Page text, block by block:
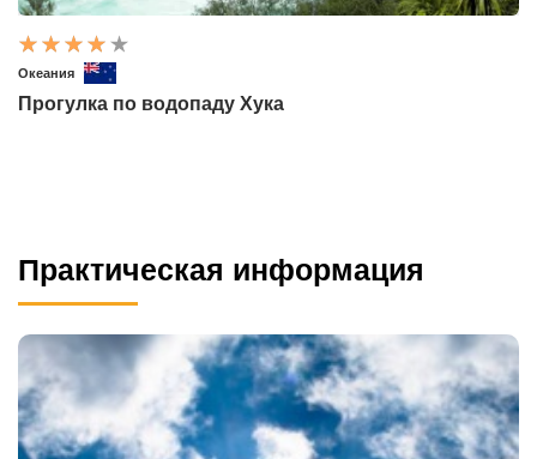
Океания
Прогулка по водопаду Хука
Практическая информация